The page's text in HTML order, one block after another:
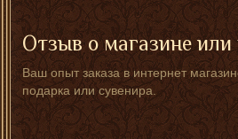
Отзыв о магазине или
Ваш опыт заказа в интернет
подарка или сувенира.